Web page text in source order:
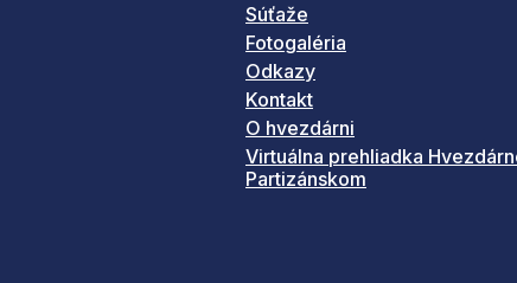
Súťaže
Fotogaléria
Odkazy
Kontakt
O hvezdárni
Virtuálna prehliadka
Partizánskom